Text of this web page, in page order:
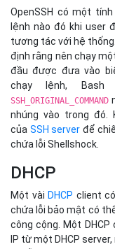
OpenSSH có một
lệnh nào đó khi user
tương tác với hệ
định rằng nên chạy
đầu được đưa vào
chạy lệnh,
SSH_ORIGINAL_COMMAND
nhúng vào trong đó.
của SSH server để
chứa lỗi Shellshock.
DHCP
Một vàiDHCP client
chứa lỗi bảo mật có
công cộng. Một
IP từ một DHCP